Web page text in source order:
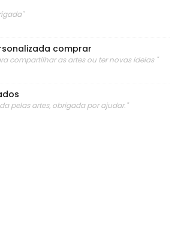
comprar
compartilhar as artes ou ter novas ideias "
pelas artes, obrigada por ajudar."